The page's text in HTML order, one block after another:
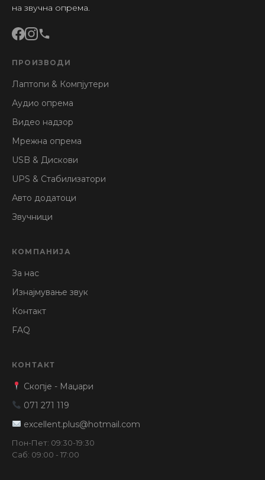
на звучна опрема.
ПРОИЗВОДИ
Лаптопи & Компјутери
Аудио опрема
Видео надзор
Мрежна опрема
USB & Дискови
UPS & Стабилизатори
Авто додатоци
Звучници
КОМПАНИЈА
За нас
Изнајмување звук
Контакт
FAQ
КОНТАКТ
Скопје - Маџари
071 271 119
excellent.plus@hotmail.com
Пон-Пет: 09:30-19:30
Саб: 09:00 - 17:00